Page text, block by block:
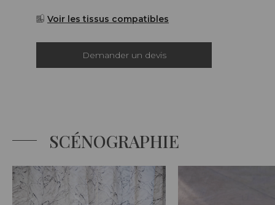
Voir les tissus compatibles
Demander un devis
SCÉNOGRAPHIE